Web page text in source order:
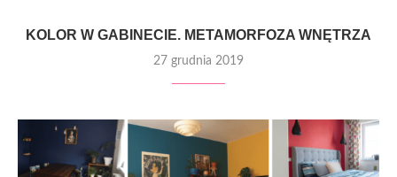
KOLOR W GABINECIE. METAMORFOZA WNĘTRZA
27 grudnia 2019